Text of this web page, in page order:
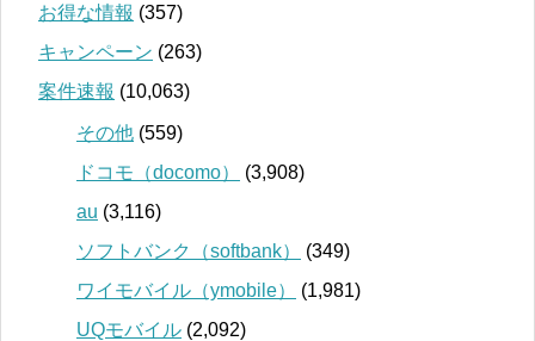
お得な情報 (357)
キャンペーン (263)
案件速報 (10,063)
その他 (559)
ドコモ（docomo）
(3,908)
au (3,116)
ソフトバンク（softbank）
(349)
ワイモバイル（ymobile）
(1,981)
UQモバイル (2,092)